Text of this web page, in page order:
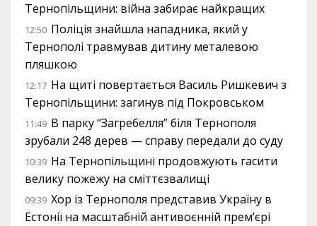
Тернопільщини: війна забирає найкращих
12:50 Поліція знайшла нападника, який у
Тернополі травмував дитину металевою
пляшкою
12:17 На щиті повертається Василь Ришкевич з
Тернопільщини: загинув під Покровськом
11:49 В парку “Загребелля” біля Тернополя
зрубали 248 дерев — справу передали до суду
10:39 На Тернопільщині продовжують гасити
велику пожежу на сміттєзвалищі
09:39 Хор із Тернополя представив Україну в
Естонії на масштабній антивоєнній прем’єрі